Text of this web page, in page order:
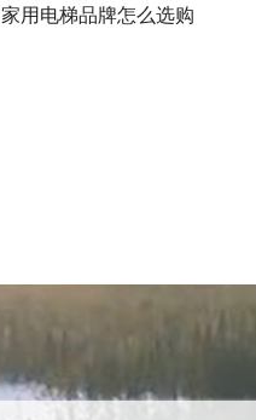
家用电梯品牌怎么选购